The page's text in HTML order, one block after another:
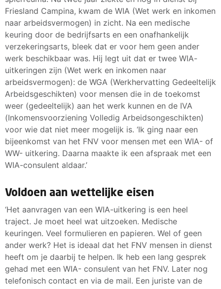
Friesland Campina, kwam de WIA (Wet werk en inkomen
naar arbeidsvermogen) in zicht. Na een medische
keuring door de bedrijfsarts en een onafhankelijk
verzekeringsarts, bleek dat er voor hem geen ander
werk beschikbaar was. Hij legt uit dat er twee WIA-
uitkeringen zijn (Wet werk en inkomen naar
arbeidsvermogen): de WGA (Werkhervatting Gedeeltelijk
Arbeidsgeschikten) voor mensen die in de toekomst
weer (gedeeltelijk) aan het werk kunnen en de IVA
(Inkomensvoorziening Volledig Arbeidsongeschikten)
voor wie dat niet meer mogelijk is. ‘Ik ging naar een
bijeenkomst van het FNV voor mensen met een WIA- of
WW- uitkering. Daarna maakte ik een afspraak met een
WIA-consulent aldaar.’
Voldoen aan wettelijke eisen
‘Het aanvragen van een WIA-uitkering is een heel
traject. Je moet heel wat uitzoeken. Medische
keuringen. Veel formulieren en papieren. Wel of geen
ander werk? Het is ideaal dat het FNV mensen in dienst
heeft om je daarbij te helpen. Ik heb een lang gesprek
gehad met een WIA- consulent van het FNV. Later nog
telefonisch contact en via de mail. Een juriste van de